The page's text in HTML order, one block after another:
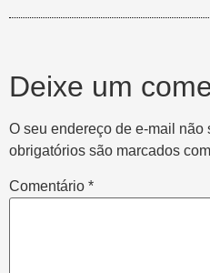
Deixe um
O seu endereço de e-mail não
obrigatórios são marcados com
Comentário *